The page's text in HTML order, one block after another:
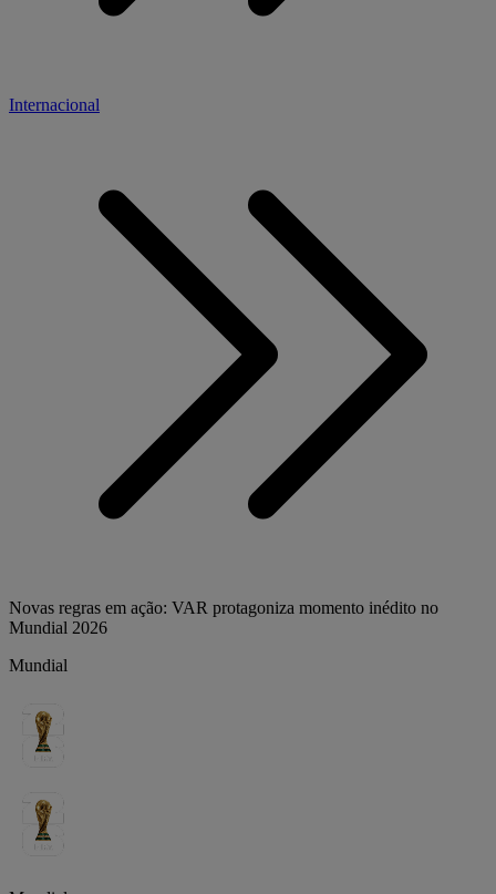
Internacional
Novas regras em ação: VAR protagoniza momento inédito no
Mundial 2026
Mundial